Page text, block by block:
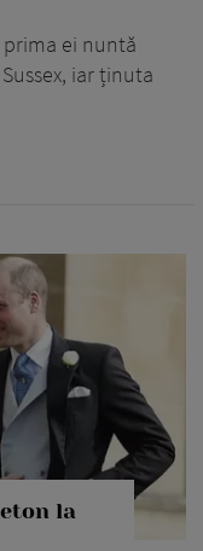
prima ei nuntă
iar ținuta
la